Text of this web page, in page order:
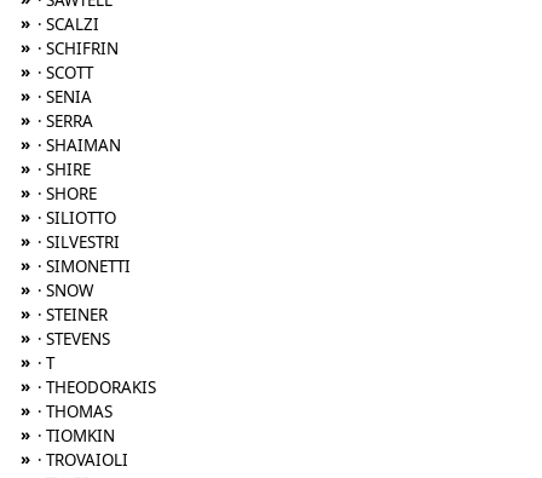
» · SCALZI
» · SCHIFRIN
» · SCOTT
» · SENIA
» · SERRA
» · SHAIMAN
» · SHIRE
» · SHORE
» · SILIOTTO
» · SILVESTRI
» · SIMONETTI
» · SNOW
» · STEINER
» · STEVENS
» · T
» · THEODORAKIS
» · THOMAS
» · TIOMKIN
» · TROVAIOLI